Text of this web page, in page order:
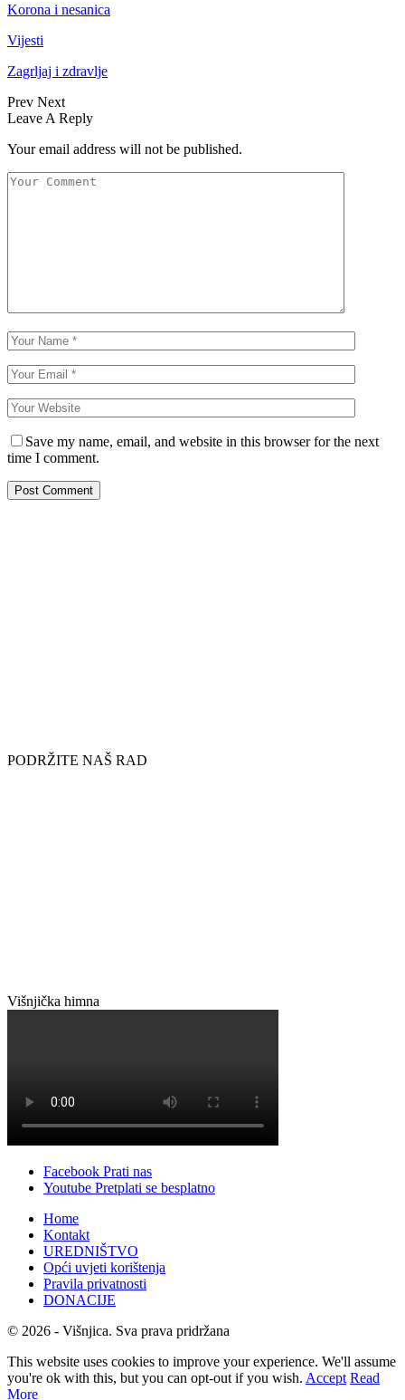
Korona i nesanica
Vijesti
Zagrljaj i zdravlje
Prev Next
Leave A Reply
Your email address will not be published.
Save my name, email, and website in this browser for the next
time I comment.
PODRŽITE NAŠ RAD
Višnjička himna
Facebook Prati nas
Youtube Pretplati se besplatno
Home
Kontakt
UREDNIŠTVO
Opći uvjeti korištenja
Pravila privatnosti
DONACIJE
© 2026 - Višnjica. Sva prava pridržana
This website uses cookies to improve your experience. We'll assume
you're ok with this, but you can opt-out if you wish. Accept Read
More